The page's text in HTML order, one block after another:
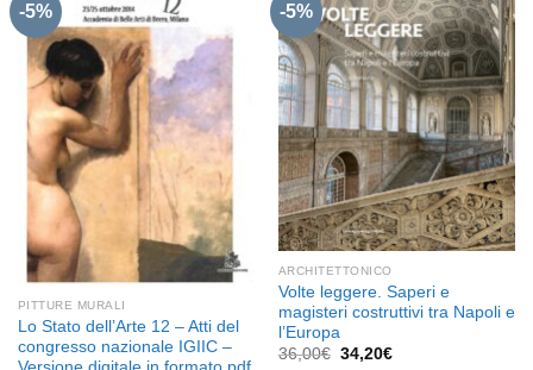
-5%
Aggiungi
alla lista
dei
PITTURE MURALI
Lo Stato dell’Arte 12 – Atti del
congresso nazionale IGIIC –
-5%
Aggiungi
alla lista
dei
desideri
ARCHITETTONICO
Volte leggere. Saperi e
magisteri costruttivi tra Napoli e
l’Europa
36,00€ Il
34,20€Il